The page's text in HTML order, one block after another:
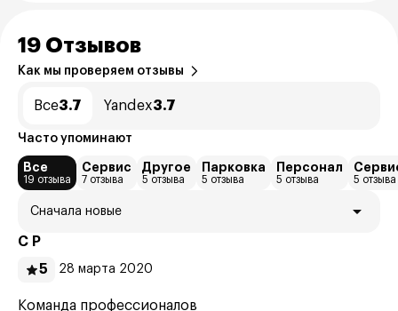
19 Отзывов
Как мы проверяем отзывы
Все3.7 Yandex3.7
Часто упоминают
Все
19 отзыва
Сервис
7 отзыва
Другое
5 отзыва
Парковка
5 отзыва
Персонал
5 отзыва 5 отзыва
Сначала новые
С Р
5
28 марта 2020
Команда профессионалов